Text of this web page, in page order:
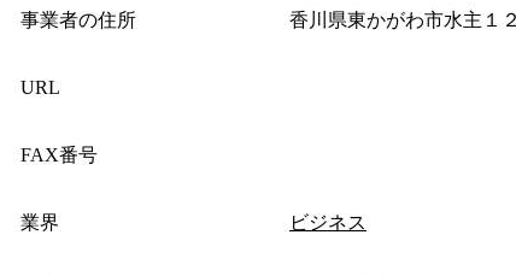
事業者の住所 香川県東かがわ市水主１
URL
FAX番号
業界 ビジネス